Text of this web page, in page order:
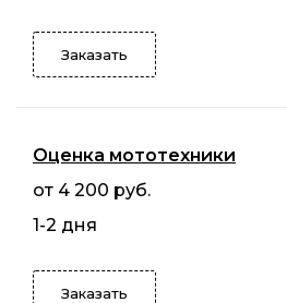
Заказать
Оценка мототехники
от 4 200 руб.
1-2 дня
Заказать